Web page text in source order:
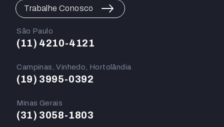
Trabalhe Conosco
São Paulo
(11) 4210-4121
Campinas, Vinhedo, Hortolândia
(19) 3995-0392
Minas Gerais
(31) 3058-1803